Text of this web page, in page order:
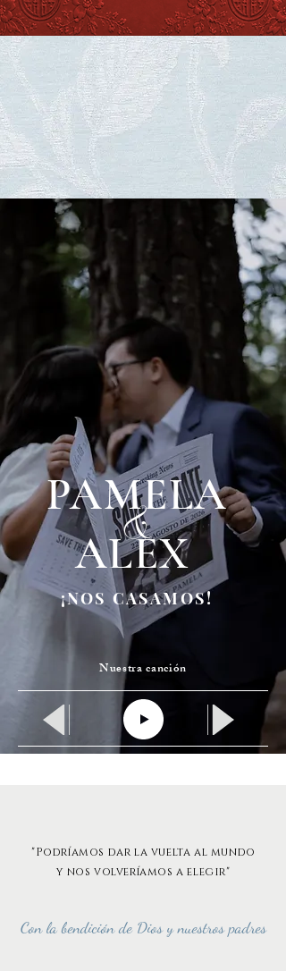
¡NOS CASAMOS!
ALEX
&
PAMELA
Nuestra canción
"Podríamos dar la vuelta al mundo
y nos volveríamos a elegir"
Con la bendiciónde Diosy nuestros padres